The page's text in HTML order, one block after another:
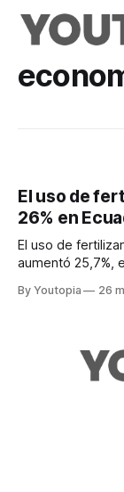
El uso de
26% en
El uso de
aumentó 25,7%,
By Youtopia 26